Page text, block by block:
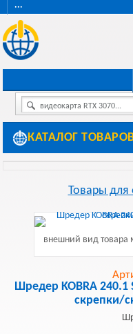
···
видеокарта RTX 3070...
КАТАЛОГ
Товары для
внешний вид товара
Шредер KOBRA
скрепки/